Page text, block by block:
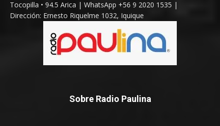
Tocopilla • 94.5 Arica | WhatsApp +56 9 2020 1535 |
Dirección: Ernesto Riquelme 1032, Iquique
Sobre Radio Paulina